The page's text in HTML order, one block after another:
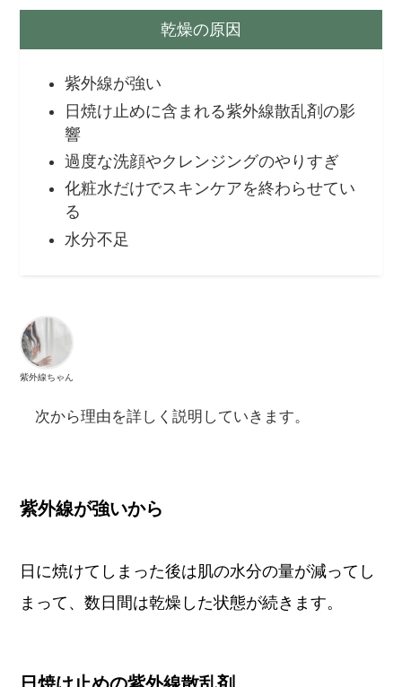
乾燥の原因
紫外線が強い
日焼け止めに含まれる紫外線散乱剤の影
響
過度な洗顔やクレンジングのやりすぎ
化粧水だけでスキンケアを終わらせてい
る
水分不足
紫外線ちゃん
次から理由を詳しく説明していきます。
紫外線が強いから
日に焼けてしまった後は肌の水分の量が減ってし
まって、数日間は乾燥した状態が続きます。